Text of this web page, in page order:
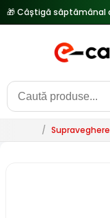
/ Supraveghere